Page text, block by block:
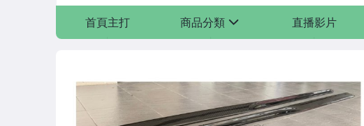
首頁主打 商品分類
其他汽車零配件
直播影片